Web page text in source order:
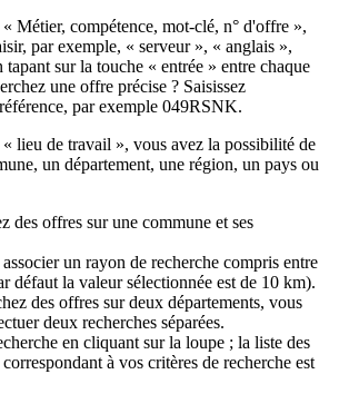
Métier, compétence, mot-clé, n° d'offre »,
par exemple, « serveur », « anglais »,
tapant sur la touche « entrée » entre chaque
une offre précise ? Saisissez
par exemple 049RSNK.
lieu de travail », vous avez la possibilité de
un département, une région, un pays ou
des offres sur une commune et ses
un rayon de recherche compris entre
défaut la valeur sélectionnée est de 10 km).
des offres sur deux départements, vous
deux recherches séparées.
en cliquant sur la loupe ; la liste des
à vos critères de recherche est